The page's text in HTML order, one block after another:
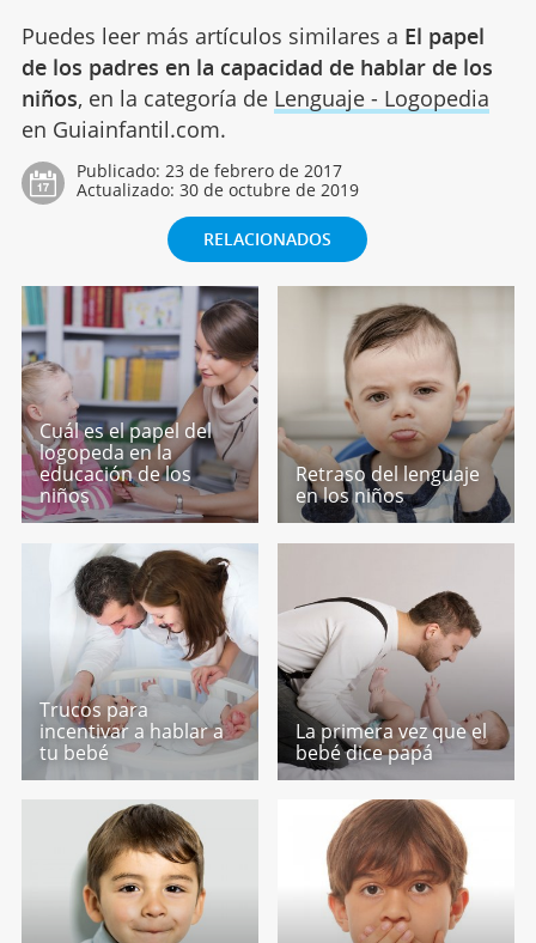
Puedes leer más artículos similares a El papel
de los padres en la capacidad de hablar de los
niños, en la categoría de Lenguaje - Logopedia
en Guiainfantil.com.
Publicado: 23 de febrero de 2017
Actualizado: 30 de octubre de 2019
RELACIONADOS
Cuál es el papel del
logopeda en la
educación de los
niños
Retraso del lenguaje
en los niños
Trucos para
incentivar a hablar a
tu bebé
La primera vez que el
bebé dice papá